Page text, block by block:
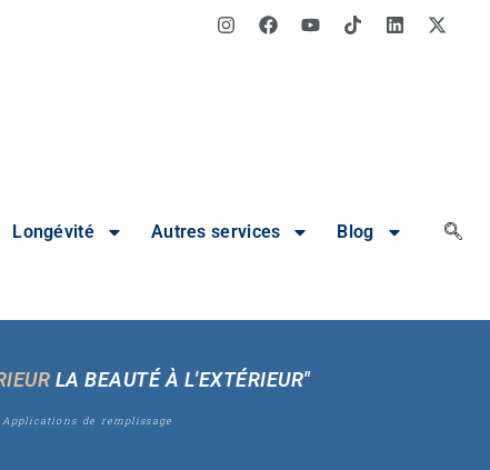
Longévité Autres services Blog
LA BEAUTÉ À L'EXTÉRIEUR"
Applications de remplissage